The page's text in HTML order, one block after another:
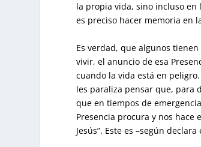
la propia vida, sino incluso en
es preciso hacer memoria en
Es verdad, que algunos
vivir, el anuncio de esa
cuando la vida está en
les paraliza pensar que, para
que en tiempos de
Presencia procura y nos hace
Jesús”. Este es –según